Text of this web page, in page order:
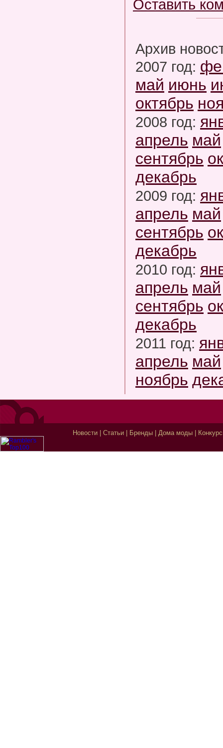
Оставить
Архив
2007 год:
май июнь
октябрь
2008 год:
апрель май
сентябрь
декабрь
2009 год:
апрель май
сентябрь
декабрь
2010 год:
апрель май
сентябрь
декабрь
2011 год:
апрель май
ноябрь
Новости| Статьи| Бренды| Дома моды|